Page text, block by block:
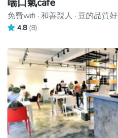
喘口氣cafe
免費wifi · 和善親人 · 豆的品質好
4.8 (8)